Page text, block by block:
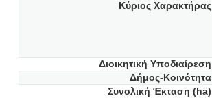
Κύριος Χαρακτήρας
Διοικητική Υποδιαίρεση
Δήμος-Κοινότητα
Συνολική Έκταση (ha)